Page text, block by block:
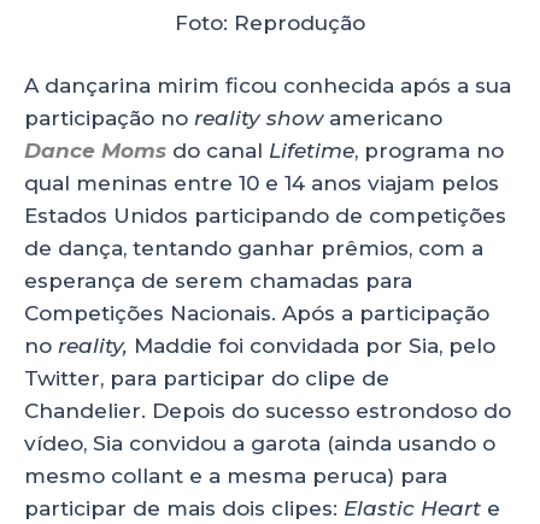
Foto: Reprodução
A dançarina mirim ficou conhecida após a sua
participação no reality showamericano
Dance Moms do canal Lifetime, programa no
qual meninas entre 10 e 14 anos viajam pelos
Estados Unidos participando de competições
de dança, tentando ganhar prêmios, com a
esperança de serem chamadas para
Competições Nacionais. Após a participação
no reality, Maddie foi convidada por Sia, pelo
Twitter, para participar do clipe de
Chandelier. Depois do sucesso estrondoso do
vídeo, Sia convidou a garota (ainda usando o
mesmo collant e a mesma peruca) para
participar de mais dois clipes: Elastic Heart e